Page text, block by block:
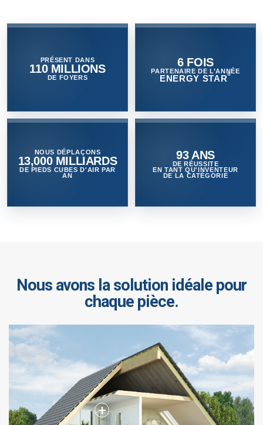
PRÉSENT DANS
110 MILLIONS
DE FOYERS
6 FOIS
PARTENAIRE DE L’ANNÉE
ENERGY STAR®
NOUS DÉPLAÇONS
13,000 MILLIARDS
DE PIEDS CUBES D'AIR PAR
AN
93 ANS
DE RÉUSSITE
EN TANT QU'INVENTEUR
DE LA CATÉGORIE
Nous avons la solution idéale pour
chaque pièce.
+